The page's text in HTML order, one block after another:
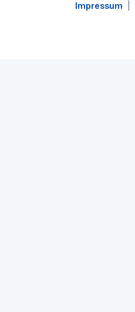
Impressum